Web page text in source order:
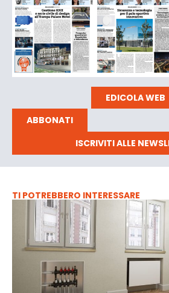
EDICOLA WEB
ABBONATI
ISCRIVITI ALLE
TI POTREBBERO INTERESSARE